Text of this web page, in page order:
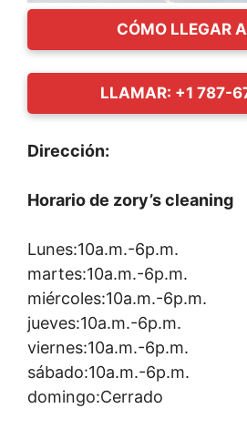
CÓMO LLEGAR
LLAMAR: +1 787-
Dirección:
Horario de zory’s cleaning
Lunes:10a.m.-6p.m.
martes:10a.m.-6p.m.
miércoles:10a.m.-6p.m.
jueves:10a.m.-6p.m.
viernes:10a.m.-6p.m.
sábado:10a.m.-6p.m.
domingo:Cerrado